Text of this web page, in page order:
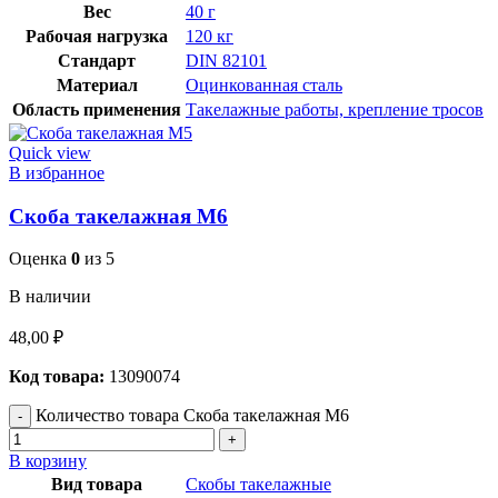
Вес
40 г
Рабочая нагрузка
120 кг
Стандарт
DIN 82101
Материал
Оцинкованная сталь
Область применения Такелажные работы, крепление тросов
Quick view
В избранное
Скоба такелажная М6
Оценка 0 из 5
В наличии
48,00 ₽
Код товара: 13090074
Количество товара Скоба такелажная М6
В корзину
Вид товара
Скобы такелажные